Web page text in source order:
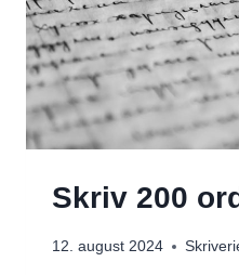
Skriv 200
12. august 2024